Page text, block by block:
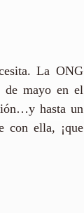
La ONG
de mayo en el
hasta un
con ella, ¡que